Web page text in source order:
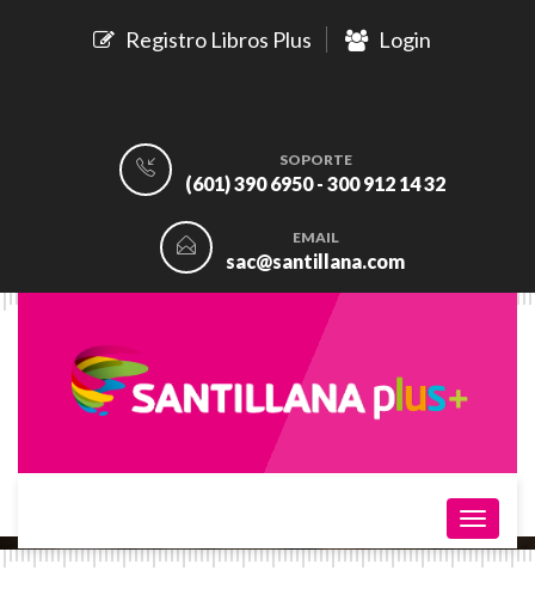
Registro Libros Plus Login
SOPORTE
(601) 390 6950 - 300 912 14 32
EMAIL
sac@santillana.com